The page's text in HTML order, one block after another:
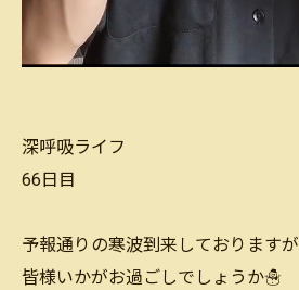
深呼吸ライフ
66日目
予報通りの寒波到来しておりますが
皆様いかがお過ごしでしょうか☃️